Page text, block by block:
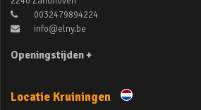
0032479894224
info@elny.be
Openingstijden +
Locatie Kruiningen